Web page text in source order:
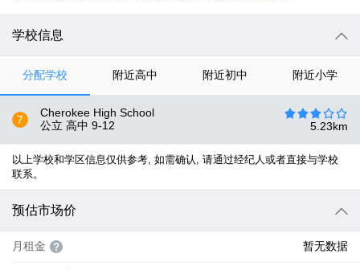
学校信息
分配学校 附近高中 附近初中 附近小学
7
Cherokee High School
公立 高中 9-12 5.23km
以上学校和学区信息仅供参考, 如需确认, 请通过经纪人或者直接与学校
联系。
预估市场价
月租金 暂无数据